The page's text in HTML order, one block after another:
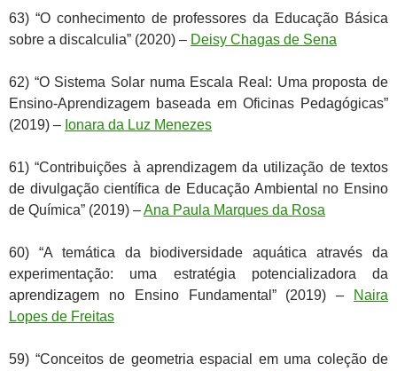
63) “O conhecimento de professores da Educação Básica
sobre a discalculia” (2020) – Deisy Chagas de Sena
62) “O Sistema Solar numa Escala Real: Uma proposta de
Ensino-Aprendizagem baseada em Oficinas Pedagógicas”
(2019) – Ionara da Luz Menezes
61) “Contribuições à aprendizagem da utilização de textos
de divulgação científica de Educação Ambiental no Ensino
de Química” (2019) –Ana Paula Marques da Rosa
60) “A temática da biodiversidade aquática através da
experimentação: uma estratégia potencializadora da
aprendizagem no Ensino Fundamental” (2019) –
Naira
Lopes de Freitas
59) “Conceitos de geometria espacial em uma coleção de